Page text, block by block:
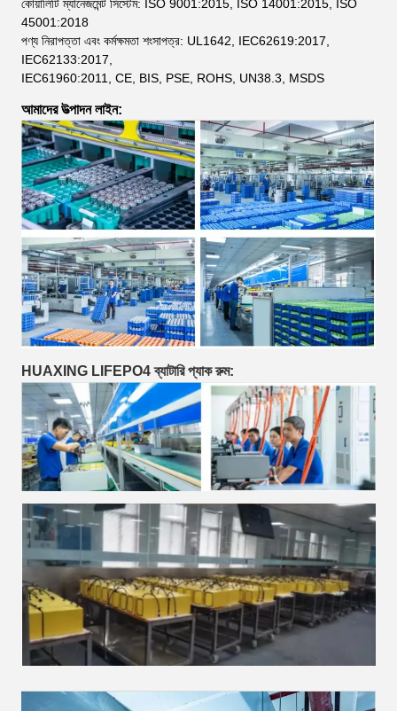
কোয়ালিটি ম্যানেজমেন্ট সিস্টেম: ISO 9001:2015, ISO 14001:2015, ISO
45001:2018
পণ্য নিরাপত্তা এবং কর্মক্ষমতা শংসাপত্র: UL1642, IEC62619:2017,
IEC62133:2017,
IEC61960:2011, CE, BIS, PSE, ROHS, UN38.3, MSDS
আমাদের উত্পাদন লাইন:
HUAXING LIFEPO4 ব্যাটারি প্যাক রুম: